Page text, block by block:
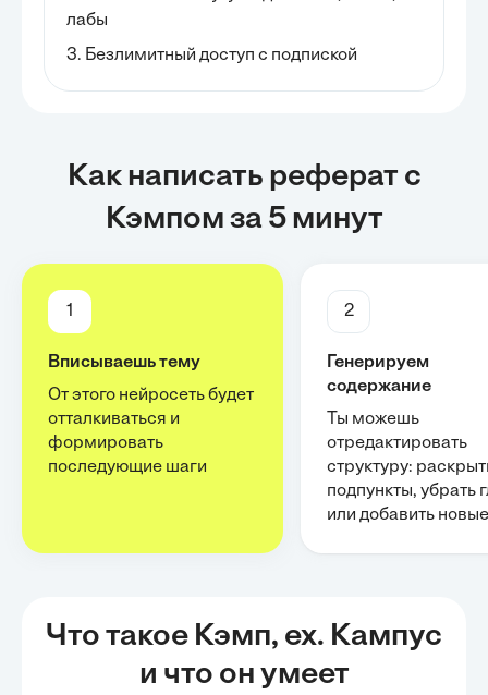
лабы
3. Безлимитный доступ с подпиской
Как написать реферат с
Кэмпом за 5 минут
1
Вписываешь тему
От этого нейросеть будет
отталкиваться и
формировать
последующие шаги
2
Генерируем
содержание
Ты можешь
отредактировать
структуру:
подпункты, убрать
или добавить новые
Что такое Кэмп, ex. Кампус
и что он умеет